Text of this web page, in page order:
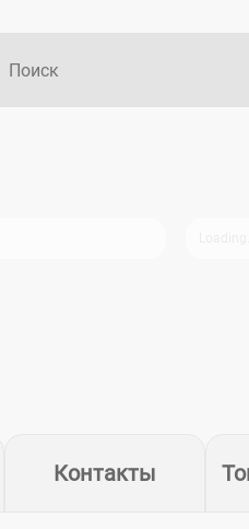
Контакты